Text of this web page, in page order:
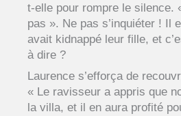
t-elle pour rompre le silence.
pas ». Ne pas s’inquiéter ! Il
avait kidnappé leur fille, et
à dire ?
Laurence s’efforça de
« Le ravisseur a appris que
la villa, et il en aura profité